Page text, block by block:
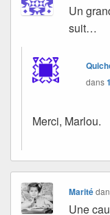
Un
suit…
dans
Merci, Marlou.
Marité
Une